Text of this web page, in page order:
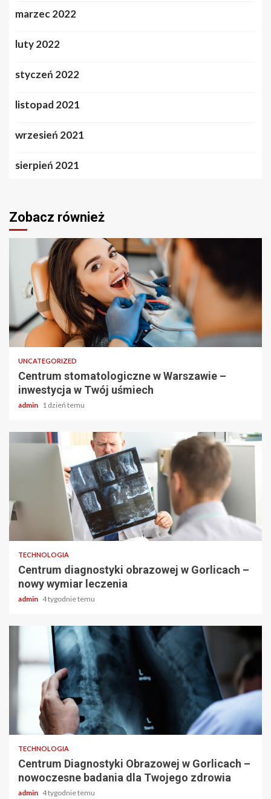
marzec 2022
luty 2022
styczeń 2022
listopad 2021
wrzesień 2021
sierpień 2021
Zobacz również
2 min odczytu
UNCATEGORIZED
Centrum stomatologiczne w Warszawie –
inwestycja w Twój uśmiech
admin 1 dzień temu
TECHNOLOGIA
Centrum diagnostyki obrazowej w Gorlicach –
nowy wymiar leczenia
admin 4 tygodnie temu
2 min odczytu
TECHNOLOGIA
Centrum Diagnostyki Obrazowej w Gorlicach –
nowoczesne badania dla Twojego zdrowia
admin 4 tygodnie temu